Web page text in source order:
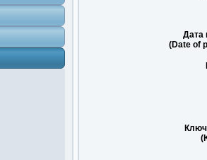
Дата
(Date of